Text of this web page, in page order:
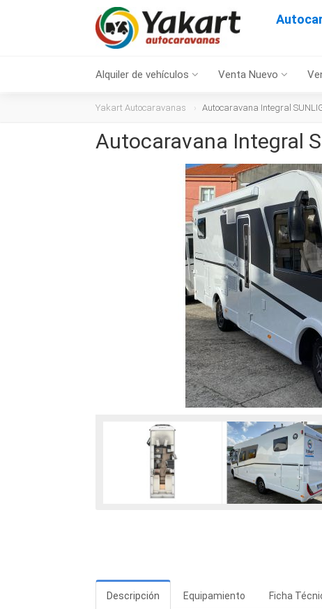
Alquiler de vehículos Venta Nuevo
Yakart Autocaravanas Autocaravana Integral
Autocaravana Integral
Descripción Equipamiento Ficha